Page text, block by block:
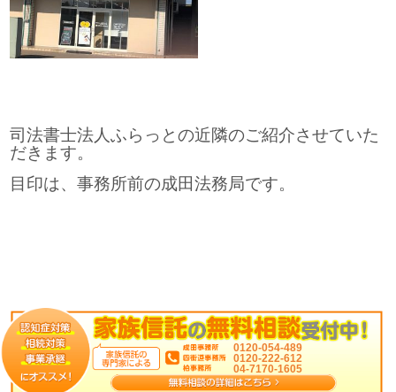
司法書士法人ふらっとの近隣のご紹介させていた
だきます。
目印は、事務所前の成田法務局です。
0120-054-489
0120-222-612
04-7170-1605